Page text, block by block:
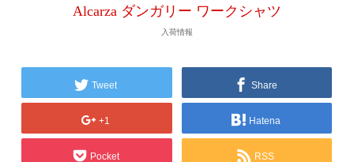
Alcarza ダンガリー ワークシャツ
入荷情報
Tweet Share
+1 Hatena
Pocket RSS